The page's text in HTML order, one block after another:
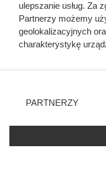
liczby ludzi
razem
jako bohatera
ulepszanie usług. Za
Partnerzy możemy
geolokalizacyjnych
charakterystykę
zmienić/wycofać
znajdujący się w
rodzaje
użytkownika, ale
przetwarzaniu.
PARTNERZY